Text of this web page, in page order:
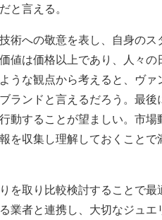
と言える。
術への敬意を表し、自身の
値は価格以上であり、人々
うな観点から考えると、ヴァ
ランドと言えるだろう。最
動することが望ましい。市
を収集し理解しておくこと
を取り比較検討することで
業者と連携し、大切なジュ